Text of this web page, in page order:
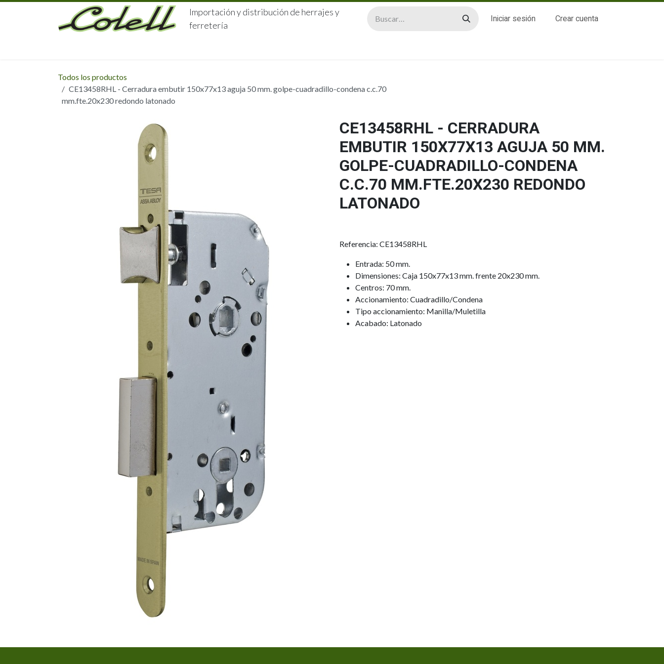
Ir al contenido
Importación y distribución de herrajes y
ferretería
Iniciar sesión Crear cuenta
Todos los productos
CE13458RHL - Cerradura embutir 150x77x13 aguja 50 mm. golpe-cuadradillo-condena c.c.70
mm.fte.20x230 redondo latonado
CE13458RHL - CERRADURA
EMBUTIR 150X77X13 AGUJA 50 MM.
GOLPE-CUADRADILLO-CONDENA
C.C.70 MM.FTE.20X230 REDONDO
LATONADO
Referencia: CE13458RHL
Entrada: 50 mm.
Dimensiones: Caja 150x77x13 mm. frente 20x230 mm.
Centros: 70 mm.
Accionamiento: Cuadradillo/Condena
Tipo accionamiento: Manilla/Muletilla
Acabado: Latonado